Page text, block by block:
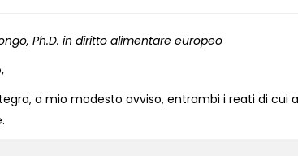
Ph.D. in diritto alimentare europeo
a mio modesto avviso, entrambi i reati di cui